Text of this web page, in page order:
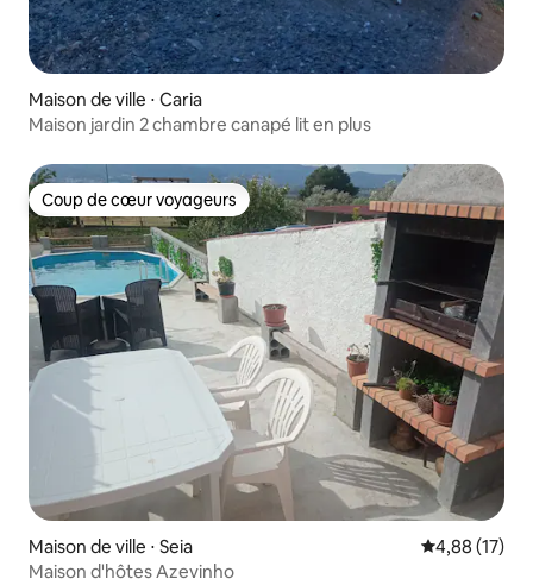
Maison de ville ⋅ Caria
Maison jardin 2 chambre canapé lit en plus
Coup de cœur voyageurs
Coup de cœur voyageurs
Maison de ville ⋅ Seia Évaluation
4,88 (17)
Maison d'hôtes Azevinho